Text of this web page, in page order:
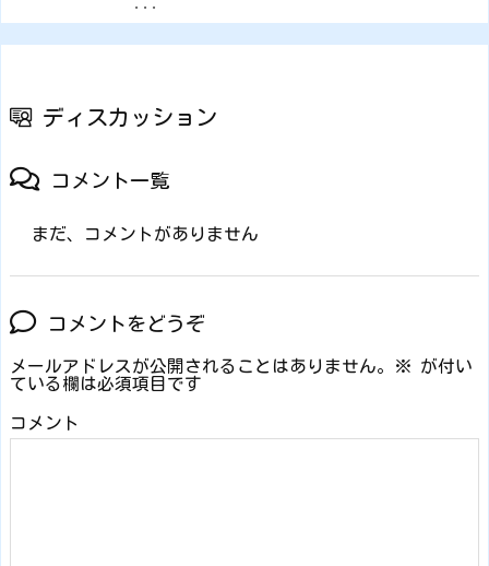
ディスカッション
コメント一覧
まだ、コメントがありません
コメントをどうぞ
メールアドレスが公開されることはありません。 ※ が付い
ている欄は必須項目です
コメント